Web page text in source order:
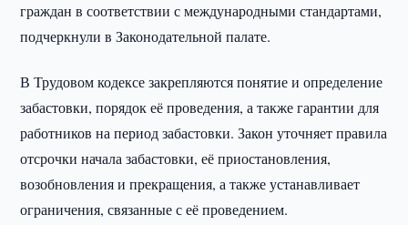
граждан в соответствии с международными стандартами,
подчеркнули в Законодательной палате.
В Трудовом кодексе закрепляются понятие и определение
забастовки, порядок её проведения, а также гарантии для
работников на период забастовки. Закон уточняет правила
отсрочки начала забастовки, её приостановления,
возобновления и прекращения, а также устанавливает
ограничения, связанные с её проведением.